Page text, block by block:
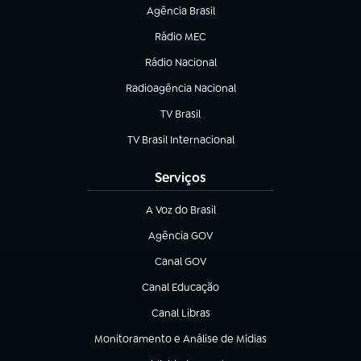
Agência Brasil
(abre em nova aba)
Rádio MEC
(abre em nova aba)
Rádio Nacional
Radioagência Nacional
(abre em nova aba)
TV Brasil
(abre em nova aba)
TV Brasil Internacional
(abre em nova aba)
Serviços
A Voz do Brasil
(abre em nova aba)
Agência GOV
(abre em nova aba)
Canal GOV
(abre em nova aba)
Canal Educação
(abre em nova aba)
Canal Libras
(abre em nova aba)
Monitoramento e Análise de Mídias
(abre em nova aba)